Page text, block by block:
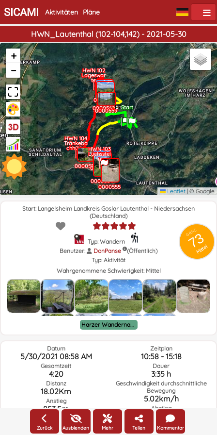
SICAMI Aktivitäten Pläne
HWN_Lautenthal (102-104,142) - 2021-05-30
Start
Ende
0000553
0000554
0000555
HWN 103
Luchsstei
n
HWN 104
Tränkeba
chhütte
0000558
0000559
0000560
HWN 102
Lageswar
te
0000562
+
−
Leaflet | © Google
GRSIC
73
Mittel
Start: Langelsheim Landkreis Goslar Lautenthal - Niedersachsen
(Deutschland)
Typ: Wandern
Benutzer:
DonPanse
(Öffentlich)
Typ: Aktivität
Wahrgenommene Schwierigkeit: Mittel
Harzer Wandernadel
Datum
5/30/2021 08:58 AM
Gesamtzeit
4:20
Distanz
18.02Km
Anstieg
853.5m
Zeitplan
10:58 - 15:18
Dauer
3:35 h
Geschwindigkeit durchschnittliche
Bewegung
5.02km/h
Abstieg
863.9m
Zurück Ausblenden Mehr Teilen Kommentar